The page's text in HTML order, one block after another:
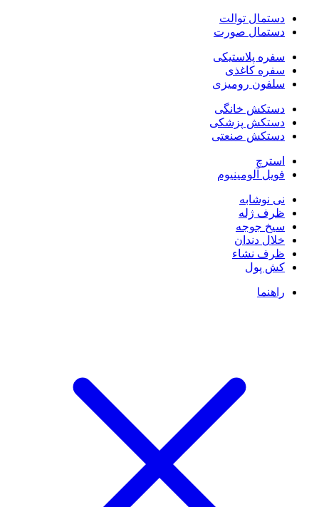
دستمال توالت
دستمال صورت
سفره پلاستیکی
سفره کاغذی
سلفون رومیزی
دستکش خانگی
دستکش پزشکی
دستکش صنعتی
استرچ
فویل آلومینیوم
نی نوشابه
ظرف ژله
سیخ جوجه
خلال دندان
ظرف نشاء
کش پول
راهنما